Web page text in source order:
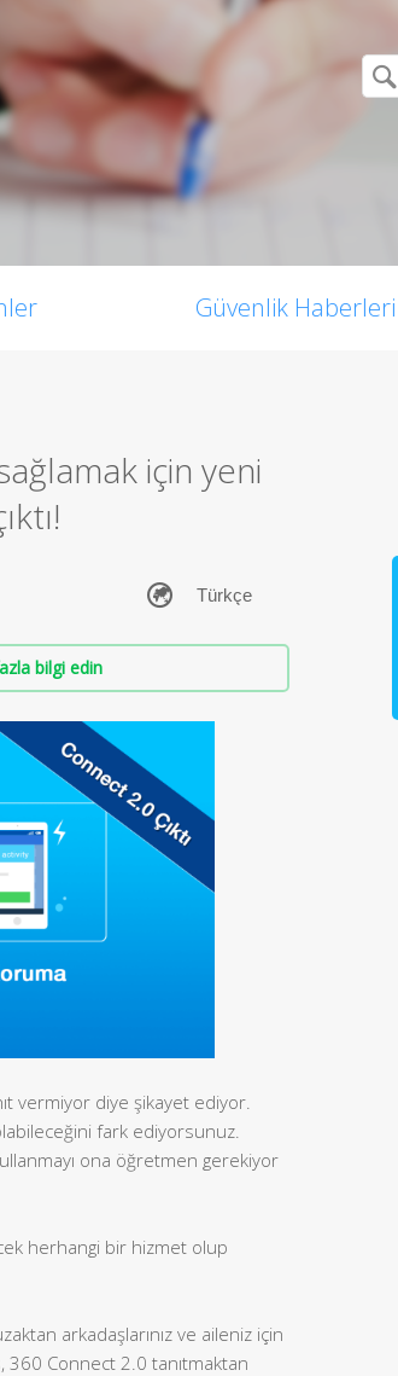
Güvenlik Haberleri
için yeni
bilgi edin
vermiyor diye şikayet ediyor.
fark ediyorsunuz.
ona öğretmen gerekiyor
herhangi bir hizmet olup
arkadaşlarınız ve aileniz için
360 Connect 2.0 tanıtmaktan